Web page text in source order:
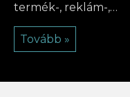
termék-, reklám-,…
Tovább »